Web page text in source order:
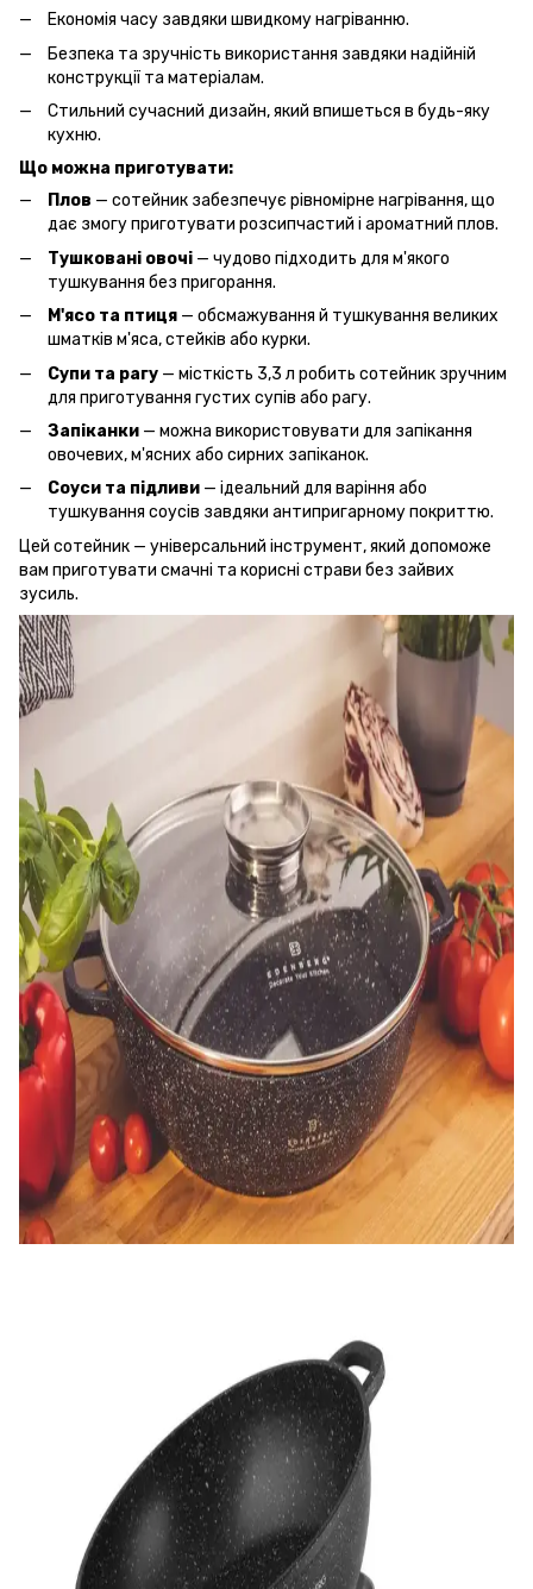
Економія часу завдяки швидкому нагріванню.
Безпека та зручність використання завдяки надійній
конструкції та матеріалам.
Стильний сучасний дизайн, який впишеться в будь-яку
кухню.
Що можна приготувати:
Плов — сотейник забезпечує рівномірне нагрівання, що
дає змогу приготувати розсипчастий і ароматний плов.
Тушковані овочі — чудово підходить для м'якого
тушкування без пригорання.
М'ясо та птиця — обсмажування й тушкування великих
шматків м'яса, стейків або курки.
Супи та рагу — місткість 3,3 л робить сотейник зручним
для приготування густих супів або рагу.
Запіканки — можна використовувати для запікання
овочевих, м'ясних або сирних запіканок.
Соуси та підливи — ідеальний для варіння або
тушкування соусів завдяки антипригарному покриттю.
Цей сотейник — універсальний інструмент, який допоможе
вам приготувати смачні та корисні страви без зайвих
зусиль.